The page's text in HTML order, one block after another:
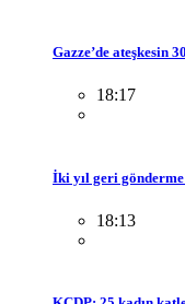
Gazze’de ateşkesin
18:17
İki yıl geri
18:13